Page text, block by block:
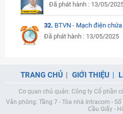
Đã phát hành : 13/05/
32. BTVN - Mạch điện
Đã phát hành : 13/05/2025
TRANG CHỦ GIỚI THIỆU
Cơ quan chủ quản: Công ty Cổ phần
Văn phòng: Tầng 7 - Tòa nhà Intracom -
Cầu Giấy -